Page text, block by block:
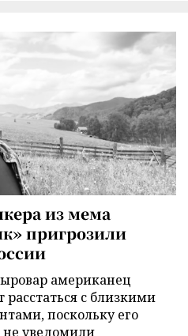
из мема
пригрозили
американец
расстаться с близкими
поскольку его
не уведомили